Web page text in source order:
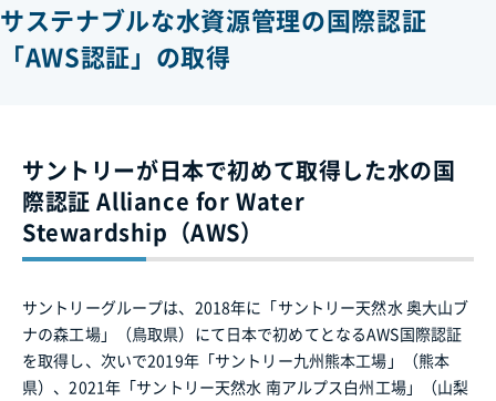
サステナブルな水資源管理の国際認証
「AWS認証」の取得
サントリーが日本で初めて取得した水の国
際認証 Alliance for Water
Stewardship（AWS）
サントリーグループは、2018年に「サントリー天然水 奥大山ブ
ナの森工場」（鳥取県）にて日本で初めてとなるAWS国際認証
を取得し、次いで2019年「サントリー九州熊本工場」（熊本
県）、2021年「サントリー天然水 南アルプス白州工場」（山梨